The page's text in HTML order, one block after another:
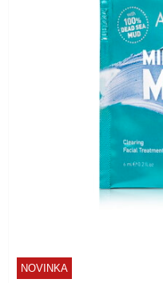
NOVINKA